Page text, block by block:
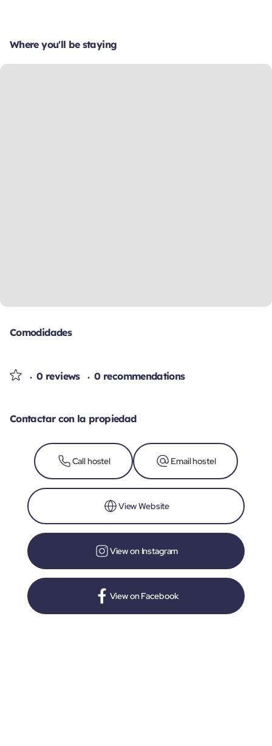
Where you'll be staying
Comodidades
0 reviews 0 recommendations
Contactar con la propiedad
Call hostel Email hostel
View Website
View on Instagram
View on Facebook